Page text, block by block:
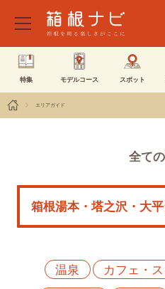
特集 モデルコース スポット
エリアガイド
全て
モデル
特
温泉
カフェ・